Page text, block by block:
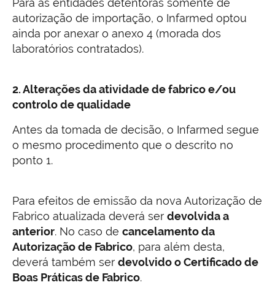
Para as entidades detentoras somente de
autorização de importação, o Infarmed optou
ainda por anexar o anexo 4 (morada dos
laboratórios contratados).
2. Alterações da atividade de fabrico e/ou
controlo de qualidade
Antes da tomada de decisão, o Infarmed segue
o mesmo procedimento que o descrito no
ponto 1.
Para efeitos de emissão da nova Autorização de
Fabrico atualizada deverá ser devolvida a
anterior. No caso de cancelamento da
Autorização de Fabrico, para além desta,
deverá também ser devolvido o Certificado de
Boas Práticas de Fabrico.